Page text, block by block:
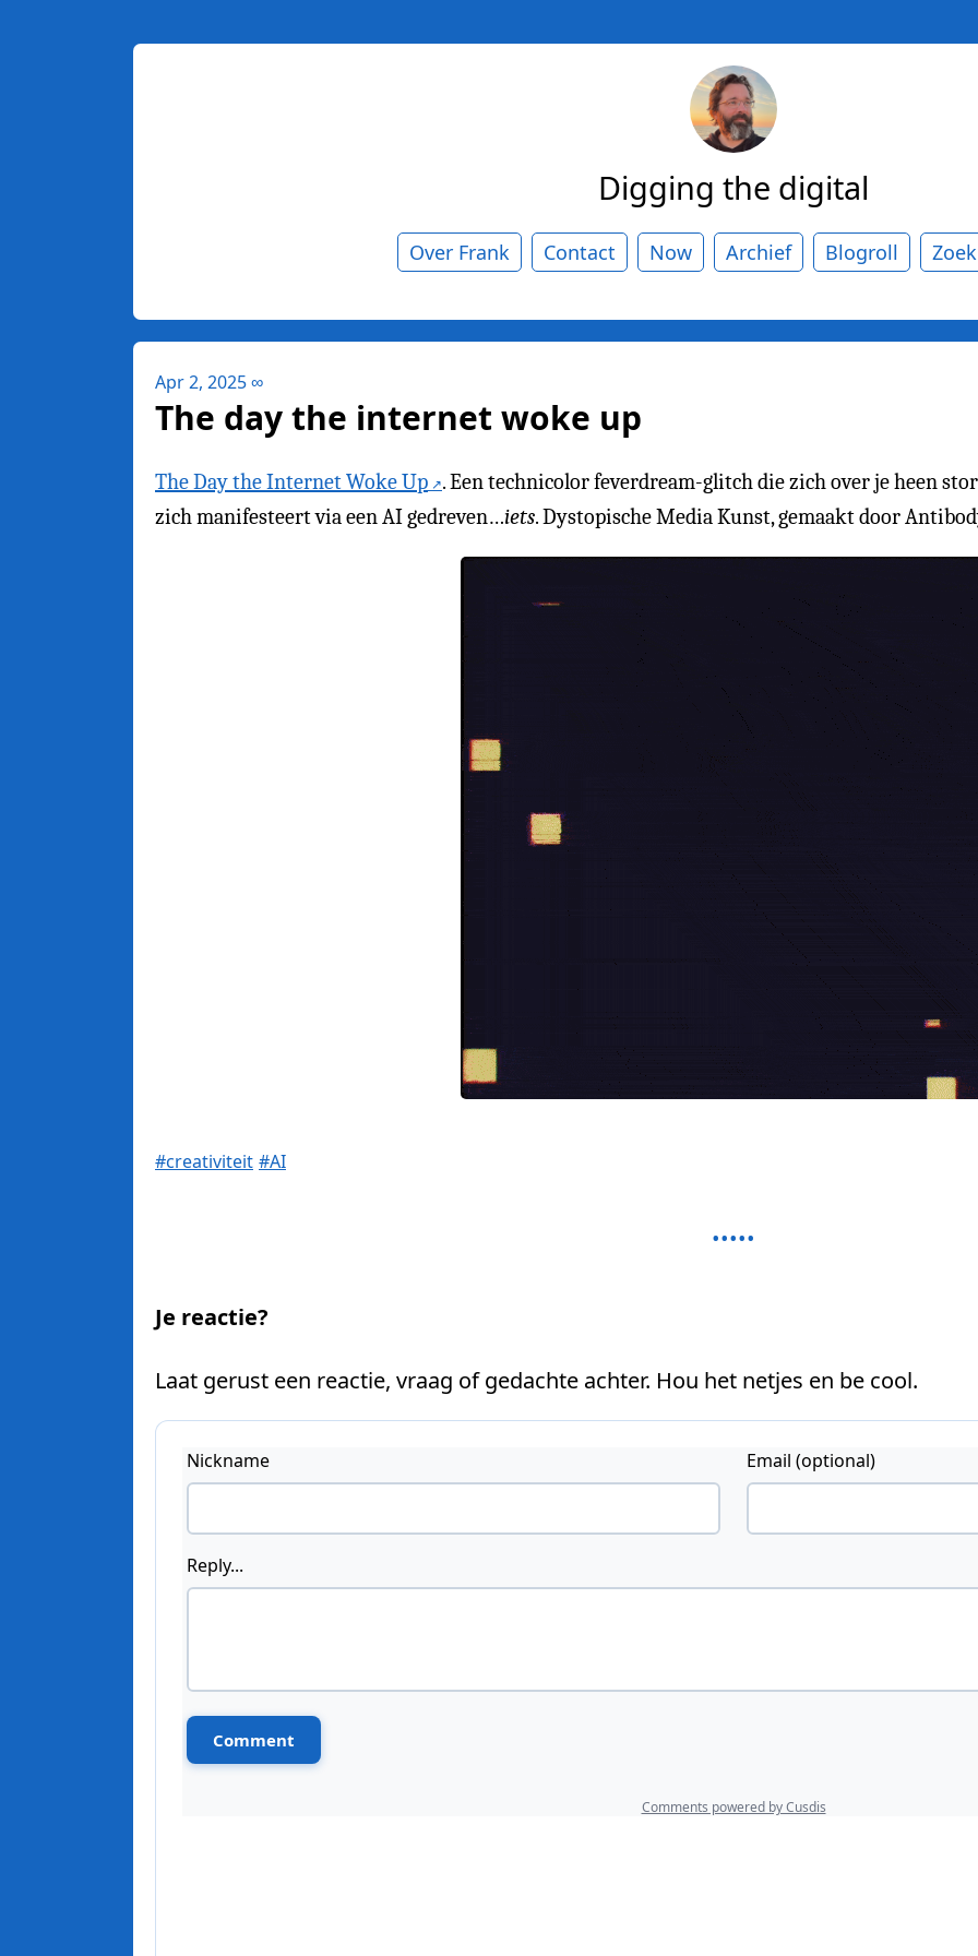
Digging the digital
Over Frank Contact Now Archief Blogroll
Apr 2, 2025∞
The day the internet woke up
The Day the Internet Woke Up
. Een technicolor feverdream-glitch die zich over je heen
zich manifesteert via een AI gedreven…iets. Dystopische Media Kunst, gemaakt door
#creativiteit #AI
Je reactie?
Laat gerust een reactie, vraag of gedachte achter. Hou het netjes en be cool.